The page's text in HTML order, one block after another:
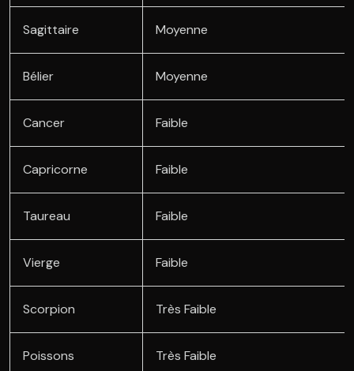
Sagittaire Moyenne
Bélier Moyenne
Cancer Faible
Capricorne Faible
Taureau Faible
Vierge Faible
Scorpion Très Faible
Poissons Très Faible